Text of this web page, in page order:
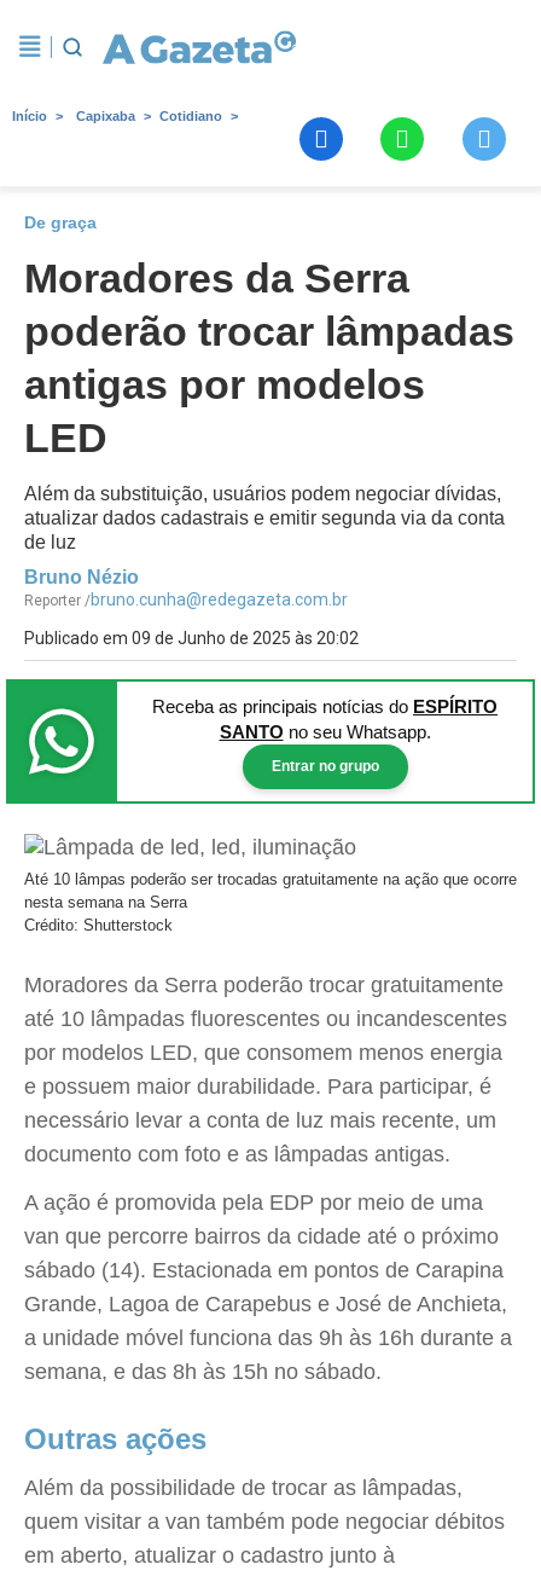
Início Capixaba Cotidiano
De graça
Moradores da Serra
poderão trocar lâmpadas
antigas por modelos
LED
Além da substituição, usuários podem negociar dívidas,
atualizar dados cadastrais e emitir segunda via da conta
de luz
Bruno Nézio
Reporter /bruno.cunha@redegazeta.com.br
Publicado em 09 de Junho de 2025 às 20:02
Receba as principais notícias do ESPÍRITO
SANTO no seu Whatsapp.
Entrar no grupo
Até 10 lâmpas poderão ser trocadas gratuitamente na ação que ocorre
nesta semana na Serra
Crédito: Shutterstock
Moradores da Serra poderão trocar gratuitamente
até 10 lâmpadas fluorescentes ou incandescentes
por modelos LED, que consomem menos energia
e possuem maior durabilidade. Para participar, é
necessário levar a conta de luz mais recente, um
documento com foto e as lâmpadas antigas.
A ação é promovida pela EDP por meio de uma
van que percorre bairros da cidade até o próximo
sábado (14). Estacionada em pontos de Carapina
Grande, Lagoa de Carapebus e José de Anchieta,
a unidade móvel funciona das 9h às 16h durante a
semana, e das 8h às 15h no sábado.
Outras ações
Além da possibilidade de trocar as lâmpadas,
quem visitar a van também pode negociar débitos
em aberto, atualizar o cadastro junto à